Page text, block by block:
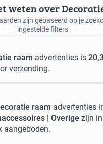
weten over
zijn gebaseerd op je
ingestelde filters
raam advertenties is
verzending.
raam advertenties
| Overige zijn
aangeboden.